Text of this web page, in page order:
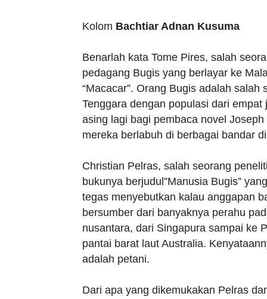
Kolom Bachtiar Adnan Kusuma
Benarlah kata Tome Pires, salah
pedagang Bugis yang berlayar ke
“Macacar”. Orang Bugis adalah
Tenggara dengan populasi dari
asing lagi bagi pembaca novel
mereka berlabuh di berbagai bandar
Christian Pelras, salah seorang
bukunya berjudul”Manusia Bugis”
tegas menyebutkan kalau anggapan
bersumber dari banyaknya perahu
nusantara, dari Singapura sampai ke
pantai barat laut Australia.
adalah petani.
Dari apa yang dikemukakan Pelras